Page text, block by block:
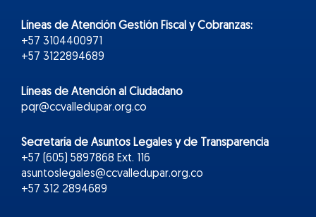
Líneas de Atención Gestión Fiscal y Cobranzas:
+57 3104400971
+57 3122894689
Líneas de Atención al Ciudadano
pqr@ccvalledupar.org.co
Secretaría de Asuntos Legales y de Transparencia
+57 (605) 5897868 Ext. 116
asuntoslegales@ccvalledupar.org.co
+57 312 2894689